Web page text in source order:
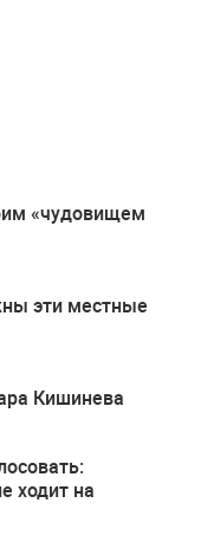
«чудовищем
эти местные
Кишинева
ходит на